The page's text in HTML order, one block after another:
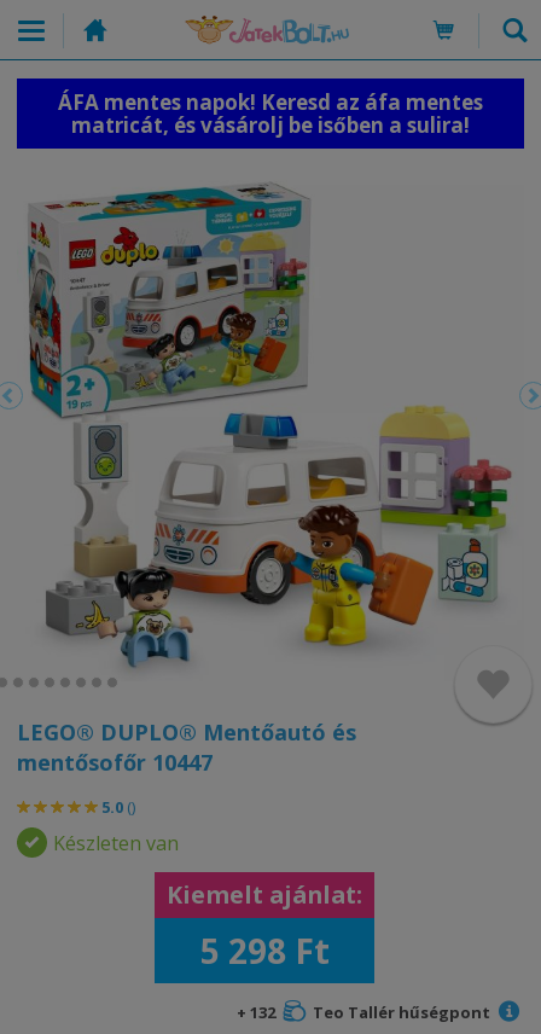
ÁFA mentes napok! Keresd az áfa mentes
matricát, és vásárolj be isőben a sulira!
LEGO® DUPLO® Mentőautó és
mentősofőr 10447
5.0 ()
Készleten van
Kiemelt ajánlat:
5 298 Ft
+ 132
Teo Tallér hűségpont